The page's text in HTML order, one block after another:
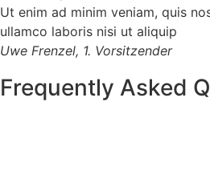
Ut enim ad minim veniam, quis
ullamco laboris nisi ut aliquip
Uwe Frenzel, 1. Vorsitzender
Frequently Asked